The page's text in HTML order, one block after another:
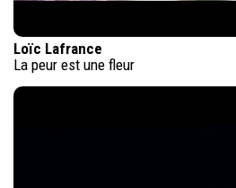
Loïc Lafrance
La peur est une fleur